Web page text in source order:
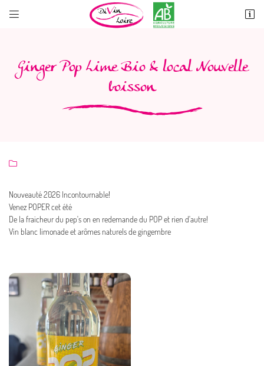
 
60 Rue de Contres
 Recopier le code ci-contre
En cochant cette case, vous consentez à recevoir nos propositions commerciales à l'adresse email
indiqué ci-dessus. Vous pouvez vous désinscrire à tout moment en utilisant
désinscription
Inscription
Ginger Pop Lime Bio & local Nouvelle
boisson

Nouveauté 2026 Incontournable!
Venez POPER cet été
De la fraicheur du pep's on en redemande du POP et rien d'autre!
Vin blanc limonade et arômes naturels de gingembre